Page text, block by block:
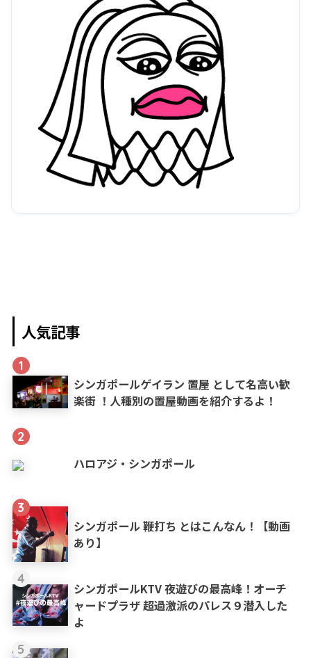
人気記事
1
シンガポールゲイラン 置屋 として名高い歓
楽街 ！人種別の置屋動画を紹介するよ！
2
ハロアジ・シンガポール
3
シンガポール 鞭打ち とはこんなん！【動画
あり】
4
シンガポールKTV 夜遊びの最高峰！オーチ
ャードプラザ 超過激派のパレス９潜入した
よ
5